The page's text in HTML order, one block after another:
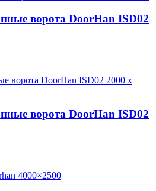
ворота DoorHan ISD02
ворота DoorHan ISD02